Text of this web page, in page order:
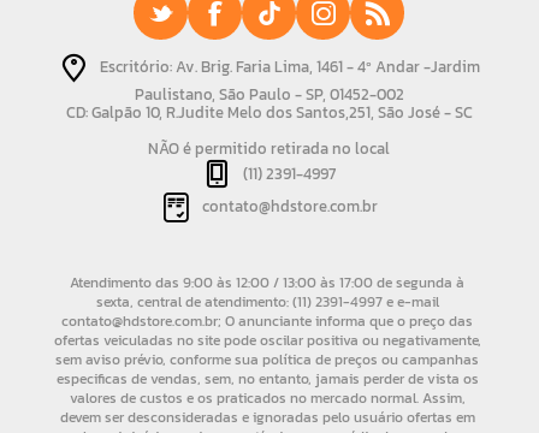
Escritório: Av. Brig. Faria Lima, 1461 - 4º Andar -Jardim
Paulistano, São Paulo - SP, 01452-002
CD: Galpão 10, R.Judite Melo dos Santos,251, São José - SC
NÃO é permitido retirada no local
(11) 2391-4997
contato@hdstore.com.br